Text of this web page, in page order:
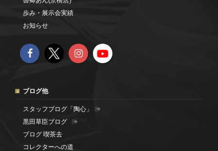
歩み・展示会実績
お知らせ
ブログ他
スタッフブログ「陶心」
黒田草臣ブログ
ブログ 喫茶去
コレクターへの道